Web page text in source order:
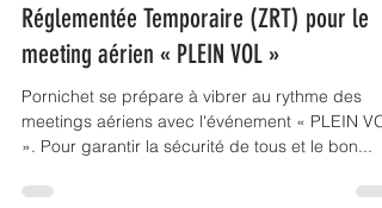
Pornichet : Création d'une Zone
Réglementée Temporaire (ZRT) pour le
meeting aérien « PLEIN VOL »
Pornichet se prépare à vibrer au rythme des
». Pour garantir la sécurité de tous et le bon...